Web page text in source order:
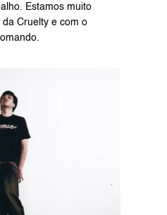
Estamos muito
Cruelty e com o